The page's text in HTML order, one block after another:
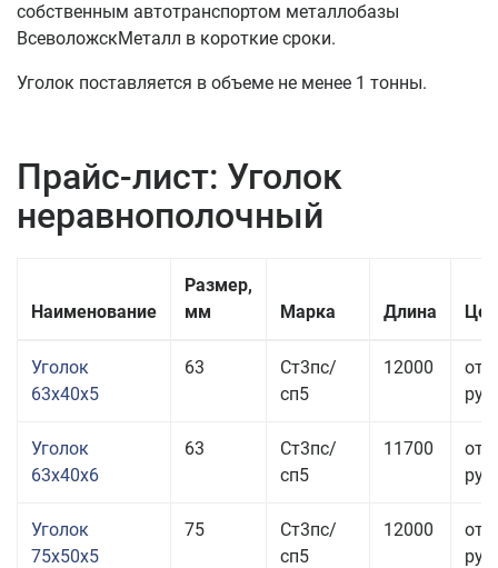
собственным автотранспортом металлобазы
ВсеволожскМеталл в короткие сроки.
Уголок поставляется в объеме не менее 1 тонны.
Прайс-лист: Уголок
неравнополочный
Наименование
Размер,
мм
Марка Длина
Уголок
63x40x5
63
Ст3пс/
сп5
12000
от
руб.
Уголок
63x40x6
63
Ст3пс/
сп5
11700
от
руб.
Уголок
75x50x5
75
Ст3пс/
сп5
12000
от
руб.